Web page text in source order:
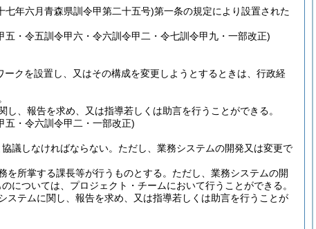
七年六月青森県訓令甲第二十五号)第一条の規定により設置された
・令五訓令甲六・令六訓令甲二・令七訓令甲九・一部改正)
ークを設置し、又はその構成を変更しようとするときは、行政経
、報告を求め、又は指導若しくは助言を行うことができる。
五・令六訓令甲二・一部改正)
議しなければならない。 ただし、業務システムの開発又は変更で
所掌する課長等が行うものとする。 ただし、業務システムの開
については、プロジェクト・チームにおいて行うことができる。
テムに関し、報告を求め、又は指導若しくは助言を行うことが